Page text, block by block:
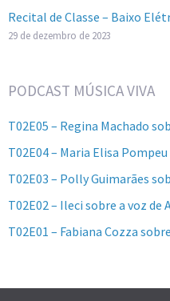
Recital de Classe – Baixo
29 de dezembro de 2023
PODCAST MÚSICA VIVA
T02E05 – Regina Machado
T02E04 – Maria Elisa
T02E03 – Polly Guimarães
T02E02 – Ileci sobre a voz de
T02E01 – Fabiana Cozza